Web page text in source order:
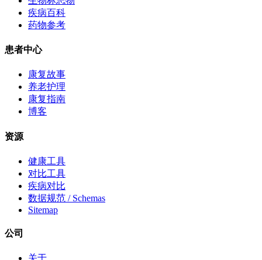
疾病百科
药物参考
患者中心
康复故事
养老护理
康复指南
博客
资源
健康工具
对比工具
疾病对比
数据规范 / Schemas
Sitemap
公司